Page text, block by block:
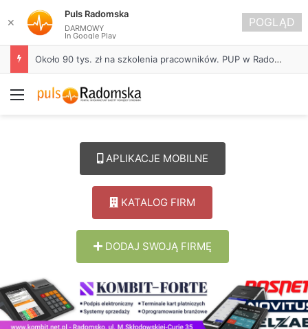
Około 90 tys. zł na szkolenia pracowników. PUP w Radomsku ogłasza nabór wniosków
Menu
APLIKACJE MOBILNE
KATALOG FIRM
DODAJ SWOJĄ FIRMĘ
✕
Puls Radomska
DARMOWY
In Google Play
POGLĄD